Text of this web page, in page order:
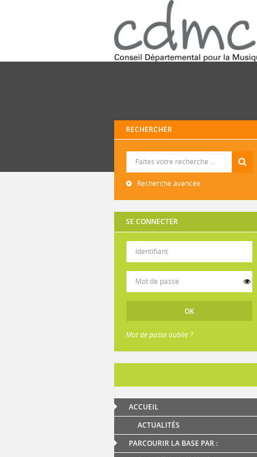
RECHERCHER
Recherche avancée
SE CONNECTER
Mot de passe oublié ?
ACCUEIL
ACTUALITÉS
PARCOURIR LA BASE PAR :